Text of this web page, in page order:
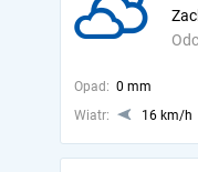
Opad: 0 mm
Wiatr:
16 km/h